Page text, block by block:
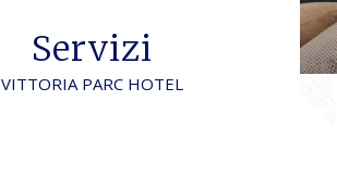
Servizi
VITTORIA PARC HOTEL